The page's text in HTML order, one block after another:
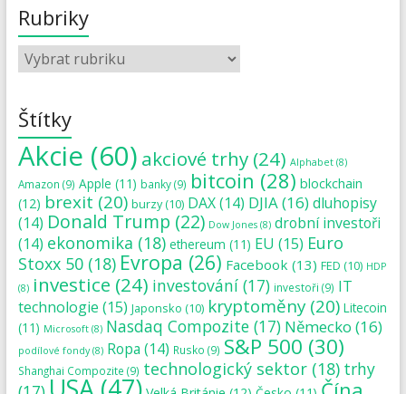
Rubriky
Štítky
Akcie (60) akciové trhy(24) Alphabet(8)
Amazon (9) Apple (11) banky(9) bitcoin (28) blockchain
(12) brexit (20) burzy(10) DAX(14) DJIA(16)dluhopisy
(14) Donald Trump (22) Dow Jones(8) drobní investoři
(14) ekonomika (18) ethereum (11) EU (15) Euro
Stoxx 50(18) Evropa (26) Facebook (13) FED (10) HDP
(8) investice (24) investování(17) investoři (9) IT
technologie (15) Japonsko (10) kryptoměny(20) Litecoin
(11) Microsoft(8) Nasdaq Compozite(17) Německo (16)
podílové fondy(8) Ropa (14) Rusko (9) S&P 500 (30)
Shanghai Compozite (9) technologický sektor(18) trhy